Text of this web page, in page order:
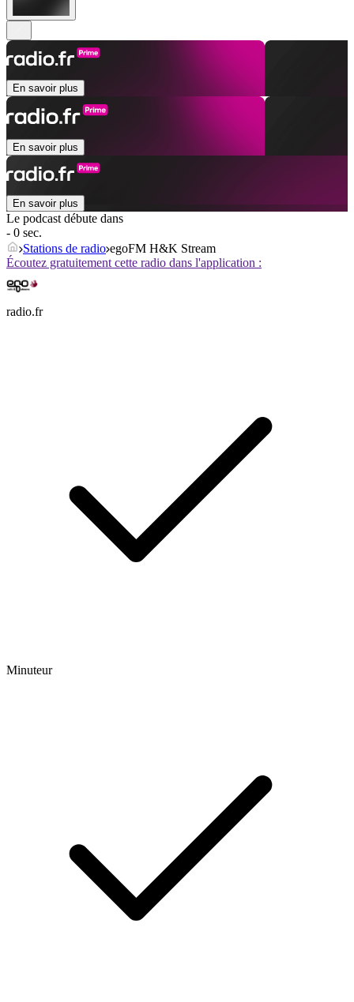
En savoir plus
En savoir plus
En savoir plus
Le podcast débute dans
- 0 sec.
Stations de radio egoFM H&K Stream
Écoutez gratuitement cette radio dans l'application :
radio.fr
Minuteur